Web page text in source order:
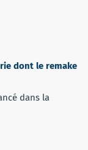
dont le remake
dans la